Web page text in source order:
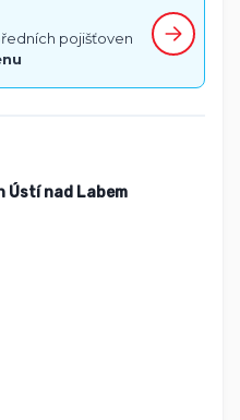
pojišťoven
Ústí nad Labem